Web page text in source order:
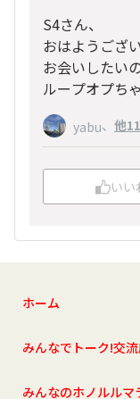
S4さん、
おはようござい
お会いしたい
ループオプち
せん。
今後も可能で
ていきたいで
よろしくお願
yabu、 他
いい
ホーム
みんなでトーク!交
みんなのホノルルマ